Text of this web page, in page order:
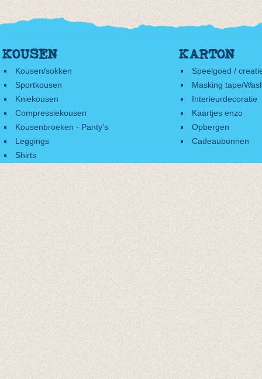
KOUSEN
Kousen/sokken
Sportkousen
Kniekousen
Compressiekousen
Kousenbroeken - Panty's
Leggings
Shirts
KARTON
Speelgoed /
Masking tape/
Interieurdecoratie
Kaartjes enzo
Opbergen
Cadeaubonnen